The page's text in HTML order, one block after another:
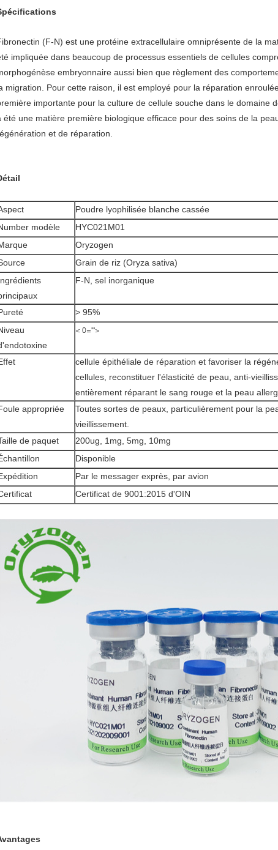
(F-N) est une protéine extracellulaire omniprésente de la
impliquée dans beaucoup de processus essentiels de cellules
embryonnaire aussi bien que règlement des
migration. Pour cette raison, il est employé pour la réparation
importante pour la culture de cellule souche dans le domaine
été une matière première biologique efficace pour des soins de la
et de réparation.
Poudre lyophilisée blanche cassée
modèle
HYC021M01
Oryzogen
Grain de riz (Oryza sativa)
F-N, sel inorganique
> 95%
< 0="">
cellule épithéliale de réparation et favoriser la
cellules, reconstituer l'élasticité de peau, anti-
entièrement réparant le sang rouge et la peau
appropriée
Toutes sortes de peaux, particulièrement pour la
vieillissement.
de paquet
200ug, 1mg, 5mg, 10mg
Disponible
Par le messager exprès, par avion
Certificat de 9001:2015 d'OIN